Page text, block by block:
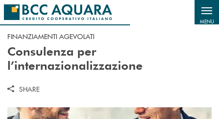
Salta al contenuto principale
MENU
FINANZIAMENTI AGEVOLATI
Consulenza per
l’internazionalizzazione
SHARE